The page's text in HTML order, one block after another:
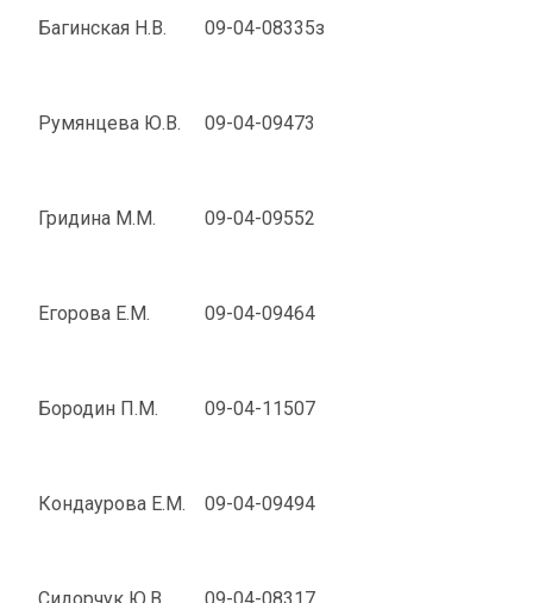
Багинская Н.В. 09-04-08335з
Румянцева Ю.В. 09-04-09473
Гридина М.М. 09-04-09552
Егорова Е.М. 09-04-09464
Бородин П.М. 09-04-11507
Кондаурова Е.М. 09-04-09494